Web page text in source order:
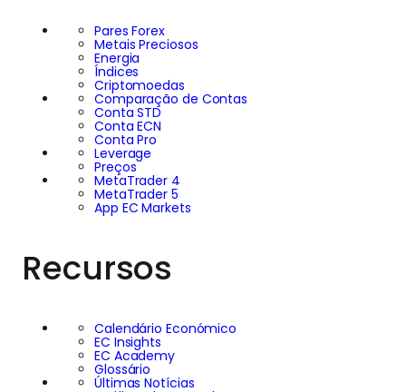
Pares Forex
Metais Preciosos
Energia
Índices
Criptomoedas
Comparação de Contas
Conta STD
Conta ECN
Conta Pro
Leverage
Preços
MetaTrader 4
MetaTrader 5
App EC Markets
Recursos
Calendário Económico
EC Insights
EC Academy
Glossário
Últimas Notícias